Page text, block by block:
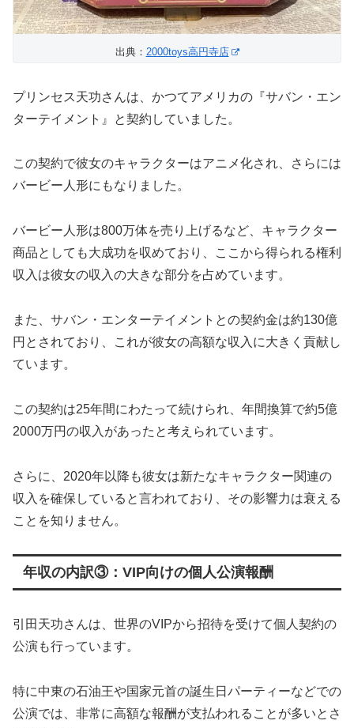
出典： 2000toys高円寺店
プリンセス天功さんは、かつてアメリカの『サバン・エン
ターテイメント』と契約していました。
この契約で彼女のキャラクターはアニメ化され、さらには
バービー人形にもなりました。
バービー人形は800万体を売り上げるなど、キャラクター
商品としても大成功を収めており、ここから得られる権利
収入は彼女の収入の大きな部分を占めています。
また、サバン・エンターテイメントとの契約金は約130億
円とされており、これが彼女の高額な収入に大きく貢献し
ています。
この契約は25年間にわたって続けられ、年間換算で約5億
2000万円の収入があったと考えられています。
さらに、2020年以降も彼女は新たなキャラクター関連の
収入を確保していると言われており、その影響力は衰える
ことを知りません。
年収の内訳③：VIP向けの個人公演報酬
引田天功さんは、世界のVIPから招待を受けて個人契約の
公演も行っています。
特に中東の石油王や国家元首の誕生日パーティーなどでの
公演では、非常に高額な報酬が支払われることが多いとさ